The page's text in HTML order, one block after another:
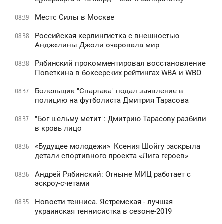
08:39 Место Силы в Москве
08:38
Российская керлингистка с внешностью
Анджелины Джоли очаровала мир
08:38
Рябинский прокомментировал восстановление
Поветкина в боксерских рейтингах WBA и WBO
08:37
Болельщик "Спартака" подал заявление в
полицию на футболиста Дмитрия Тарасова
08:37
"Бог шельму метит": Дмитрию Тарасову разбили
в кровь лицо
08:36
«Будущее молодежи»: Ксения Шойгу раскрыла
детали спортивного проекта «Лига героев»
08:36
Андрей Рябинский: Отныне МИЦ работает с
эскроу-счетами
08:35
Новости тенниса. Ястремская - лучшая
украинская теннисистка в сезоне-2019